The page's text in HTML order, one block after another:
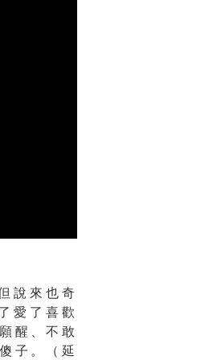
說來也奇
愛了喜歡
醒、不敢
子。（ 延